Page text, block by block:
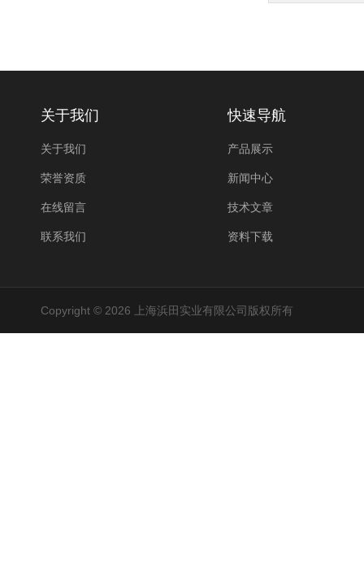
关于我们
关于我们
荣誉资质
在线留言
联系我们
快速导航
产品展示
新闻中心
技术文章
资料下载
Copyright © 2026 上海浜田实业有限公司版权所有